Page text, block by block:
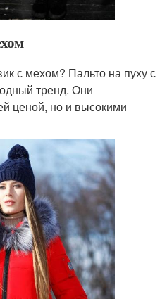
с мехом? Пальто на пуху с
тренд. Они
ценой, но и высокими